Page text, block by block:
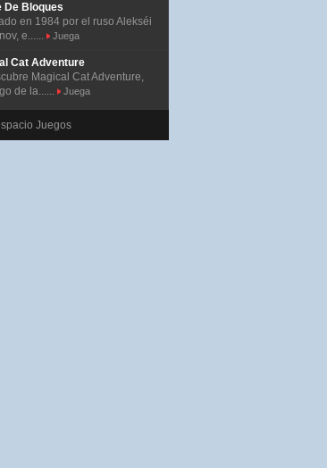
De Bloques
en 1984 por el ruso Alekséi
e......
Juega
Cat Adventure
Magical Cat Adventure,
de la......
Juega
Juegos